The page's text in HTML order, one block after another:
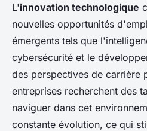
L'innovation technologique
nouvelles opportunités
émergents tels que
cybersécurité et le
des perspectives de carrière
entreprises recherchent des
naviguer dans cet
constante évolution, ce qui